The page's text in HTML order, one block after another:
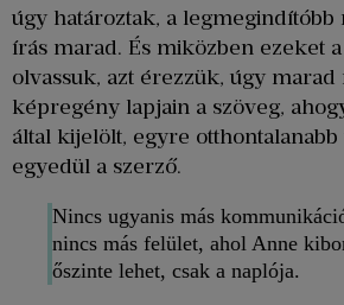
úgy határoztak, a legmegindítóbb
írás marad. És miközben ezeket
olvassuk, azt érezzük, úgy marad
képregény lapjain a szöveg,
által kijelölt, egyre
egyedül a szerző.
Nincs ugyanis más
nincs más felület, ahol Anne
őszinte lehet, csak a naplója.